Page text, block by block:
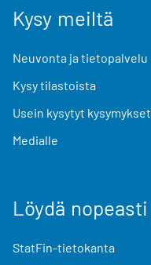
Kysy meiltä
Neuvonta ja tietopalvelu
Kysy tilastoista
Usein kysytyt kysymykset
Medialle
Löydä nopeasti
StatFin-tietokanta